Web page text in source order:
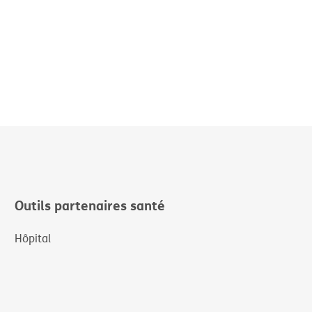
Outils partenaires santé
Hôpital